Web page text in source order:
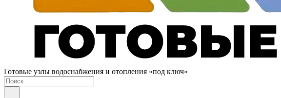
Готовые узлы водоснабжения и отопления «под ключ»